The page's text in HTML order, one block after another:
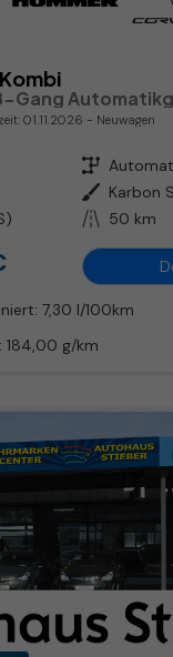
Gang
01.11.2026 Neuwagen
Getriebe
Außenfarbe Karbon
Kilometerstand 50 km
7,30 l/100km
184,00 g/km